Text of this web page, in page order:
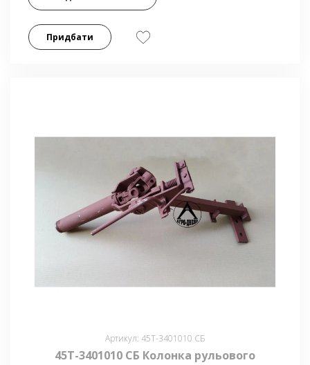
Придбати
Артикул: 45Т-3401010 СБ
45Т-3401010 СБ Колонка рульового